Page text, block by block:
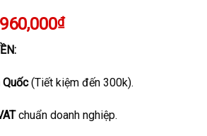
₫Giá
là:
1,960,000₫.
Quốc(Tiết kiệm đến 300k).
chuẩn doanh nghiệp.